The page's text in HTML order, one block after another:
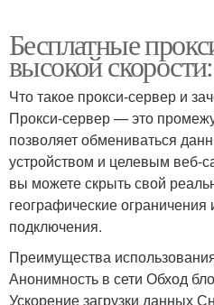
Бесплатные
высокой
Что такое прокси-сервер и
Прокси-сервер — это
позволяет обмениваться
устройством и целевым веб-
вы можете скрыть свой
географические ограничения
подключения.
Преимущества
Анонимность в сети Обход
Ускорение загрузки данных